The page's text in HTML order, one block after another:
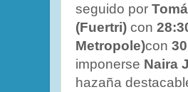
seguido por
(Fuertri) con
Metropole)con
imponerse Naira
hazaña